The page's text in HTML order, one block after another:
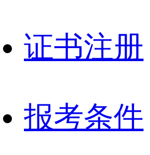
证书注册
报考条件